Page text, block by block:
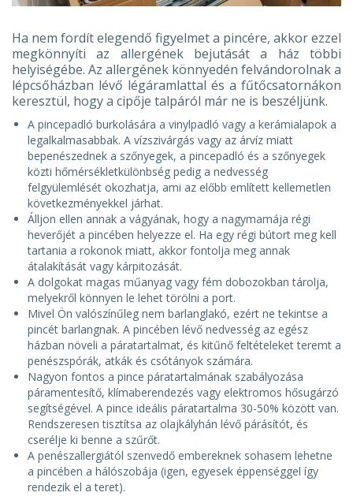
Ha nem fordít elegendő figyelmet a pincére, akkor ezzel
megkönnyíti az allergének bejutását a ház többi
helyiségébe. Az allergének könnyedén felvándorolnak a
lépcsőházban lévő légáramlattal és a fűtőcsatornákon
keresztül, hogy a cipője talpáról már ne is beszéljünk.
A pincepadló burkolására a vinylpadló vagy a kerámialapok a
legalkalmasabbak. A vízszivárgás vagy az árvíz miatt
bepenészednek a szőnyegek, a pincepadló és a szőnyegek
közti hőmérsékletkülönbség pedig a nedvesség
felgyülemlését okozhatja, ami az előbb említett kellemetlen
következményekkel járhat.
Álljon ellen annak a vágyának, hogy a nagymamája régi
heverőjét a pincében helyezze el. Ha egy régi bútort meg kell
tartania a rokonok miatt, akkor fontolja meg annak
átalakítását vagy kárpitozását.
A dolgokat magas műanyag vagy fém dobozokban tárolja,
melyekről könnyen le lehet törölni a port.
Mivel Ön valószínűleg nem barlanglakó, ezért ne tekintse a
pincét barlangnak. A pincében lévő nedvesség az egész
házban növeli a páratartalmat, és kitűnő feltételeket teremt a
penészspórák, atkák és csótányok számára.
Nagyon fontos a pince páratartalmának szabályozása
páramentesítő, klímaberendezés vagy elektromos hősugárzó
segítségével. A pince ideális páratartalma 30-50% között van.
Rendszeresen tisztítsa az olajkályhán lévő párásítót, és
cserélje ki benne a szűrőt.
A penészallergiától szenvedő embereknek sohasem lehetne
a pincében a hálószobája (igen, egyesek éppenséggel így
rendezik el a teret).